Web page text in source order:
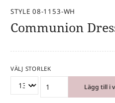
STYLE 08-1153-WH
Communion
VÄLJ STORLEK
Lägg till i